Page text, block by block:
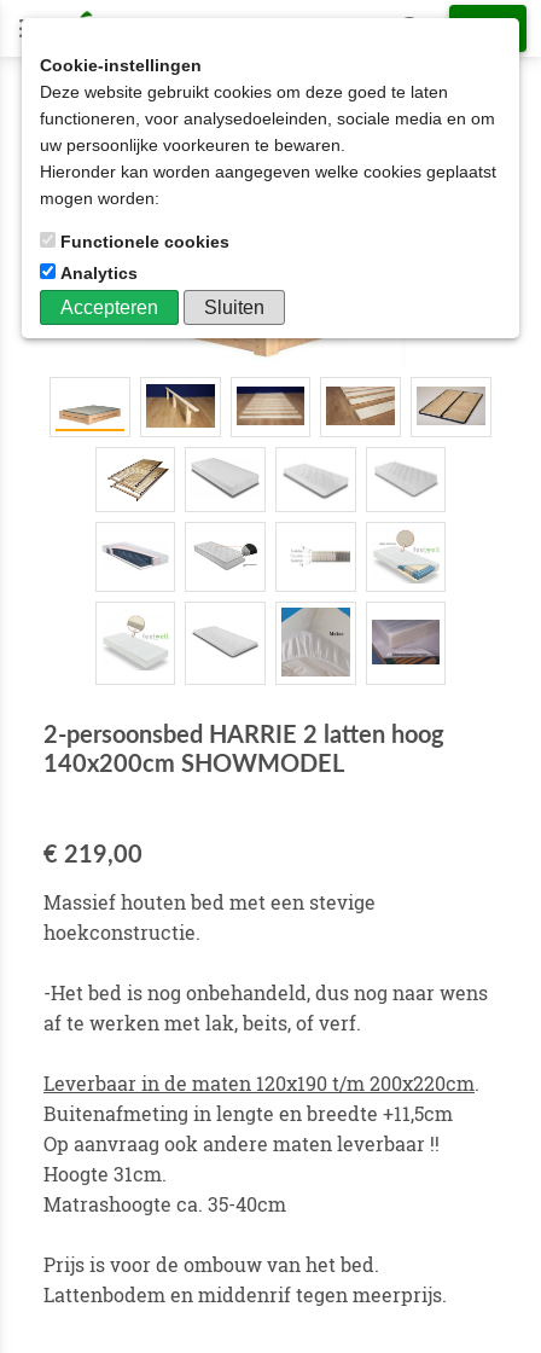
2-persoonsbed op matrasmaat
140x220cm
2-persoonsbed HARRIE 2 latten hoog 140x200cm
SHOWMODEL
2-persoonsbed HARRIE 2 latten hoog
140x200cm SHOWMODEL
€ 219,00
Massief houten bed met een stevige
hoekconstructie.
-Het bed is nog onbehandeld, dus nog naar wens
af te werken met lak, beits, of verf.
Leverbaar in de maten 120x190 t/m 200x220cm.
Buitenafmeting in lengte en breedte +11,5cm
Op aanvraag ook andere maten leverbaar !!
Hoogte 31cm.
Matrashoogte ca. 35-40cm
Prijs is voor de ombouw van het bed.
Lattenbodem en middenrif tegen meerprijs.
Cookie-instellingen
Deze website gebruikt cookies om deze goed te laten
functioneren, voor analysedoeleinden, sociale media en om
uw persoonlijke voorkeuren te bewaren.
Hieronder kan worden aangegeven welke cookies geplaatst
mogen worden:
Functionele cookies
Analytics
Accepteren Sluiten